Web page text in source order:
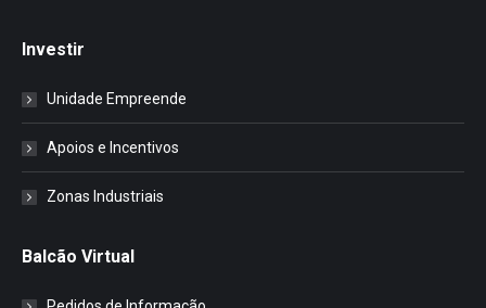
Investir
Unidade Empreende
Apoios e Incentivos
Zonas Industriais
Balcão Virtual